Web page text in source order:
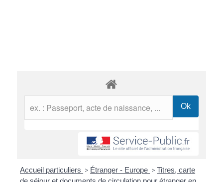
Accueil particuliers > Étranger - Europe > Titres, carte